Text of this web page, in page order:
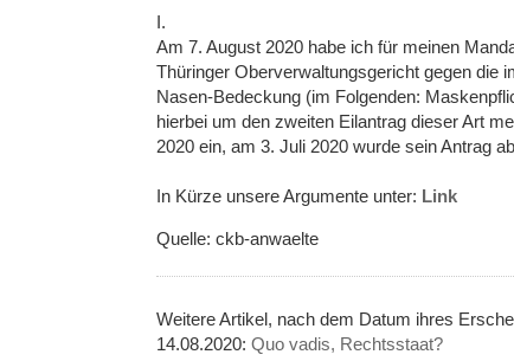
I.
Am 7. August 2020 habe ich für meinen
Thüringer Oberverwaltungsgericht gegen die
Nasen-Bedeckung (im Folgenden:
hierbei um den zweiten Eilantrag dieser Art
2020 ein, am 3. Juli 2020 wurde sein Antrag
In Kürze unsere Argumente unter: Link
Quelle: ckb-anwaelte
Weitere Artikel, nach dem Datum ihres
14.08.2020: Quo vadis, Rechtsstaat?